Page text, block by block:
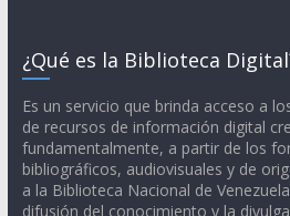
¿Qué es la Biblioteca
Es un servicio que brinda acceso a
de recursos de información digital
fundamentalmente, a partir de los
bibliográficos, audiovisuales y de
a la Biblioteca Nacional de
difusión del conocimiento y la